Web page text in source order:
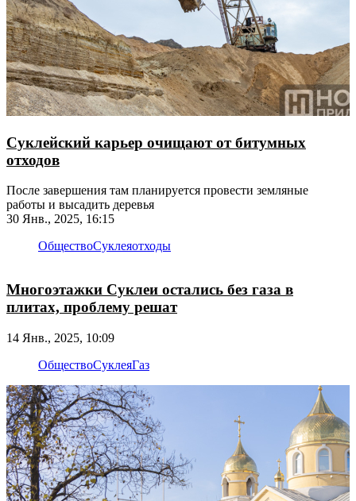
Суклейский карьер очищают от битумных
отходов
После завершения там планируется провести земляные
работы и высадить деревья
30 Янв., 2025, 16:15
ОбществоСуклеяотходы
Многоэтажки Суклеи остались без газа в
плитах, проблему решат
14 Янв., 2025, 10:09
ОбществоСуклеяГаз